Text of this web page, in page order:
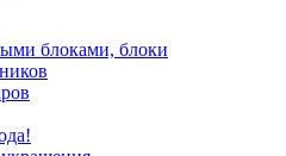
блоками, блоки